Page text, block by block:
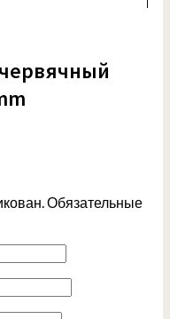
Обязательные